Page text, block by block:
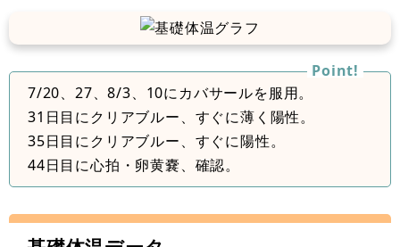
7/20、27、8/3、10にカバサールを服用。
31日目にクリアブルー、すぐに薄く陽性。
35日目にクリアブルー、すぐに陽性。
44日目に心拍・卵黄嚢、確認。